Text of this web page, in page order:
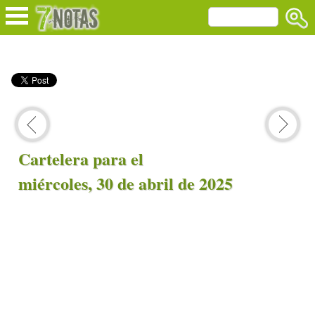
Cartelera para el
miércoles, 30 de abril de 2025